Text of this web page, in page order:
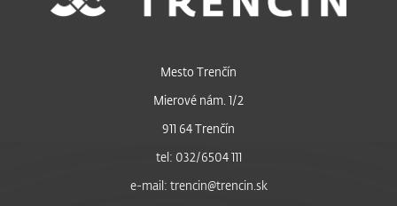
Mesto Trenčín
Mierové nám. 1/2
911 64 Trenčín
tel: 032/6504 111
e-mail: trencin@trencin.sk